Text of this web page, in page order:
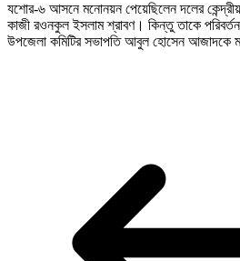
যশোর-৬ আসনে মনোনয়ন পেয়েছিলেন দলের
কাজী রওনকুল ইসলাম শ্রাবণ। কিন্তু তাকে
উপজেলা কমিটির সভাপতি আবুল হোসেন আজাদকে